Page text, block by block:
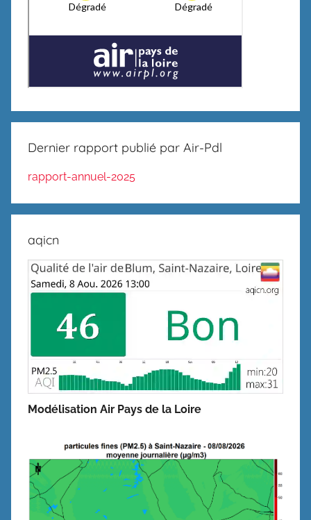
Dernier rapport publié par Air-Pdl
rapport-annuel-2025
aqicn
Modélisation Air Pays de la Loire